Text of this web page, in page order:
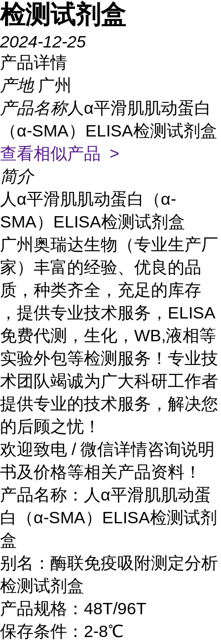
检测试剂盒
2024-12-25
产品详情
产地 广州
产品名称人α平滑肌肌动蛋白
（α-SMA）ELISA检测试剂盒
查看相似产品 >
简介
人α平滑肌肌动蛋白（α-
SMA）ELISA检测试剂盒
广州奥瑞达生物（专业生产厂
家）丰富的经验、优良的品
质，种类齐全，充足的库存
，提供专业技术服务，ELISA
免费代测，生化，WB,液相等
实验外包等检测服务！专业技
术团队竭诚为广大科研工作者
提供专业的技术服务，解决您
的后顾之忧！
欢迎致电 / 微信详情咨询说明
书及价格等相关产品资料！
产品名称： 人α平滑肌肌动蛋
白（α-SMA）ELISA检测试剂
盒
别名：酶联免疫吸附测定分析
检测试剂盒
产品规格：48T/96T
保存条件：2-8℃